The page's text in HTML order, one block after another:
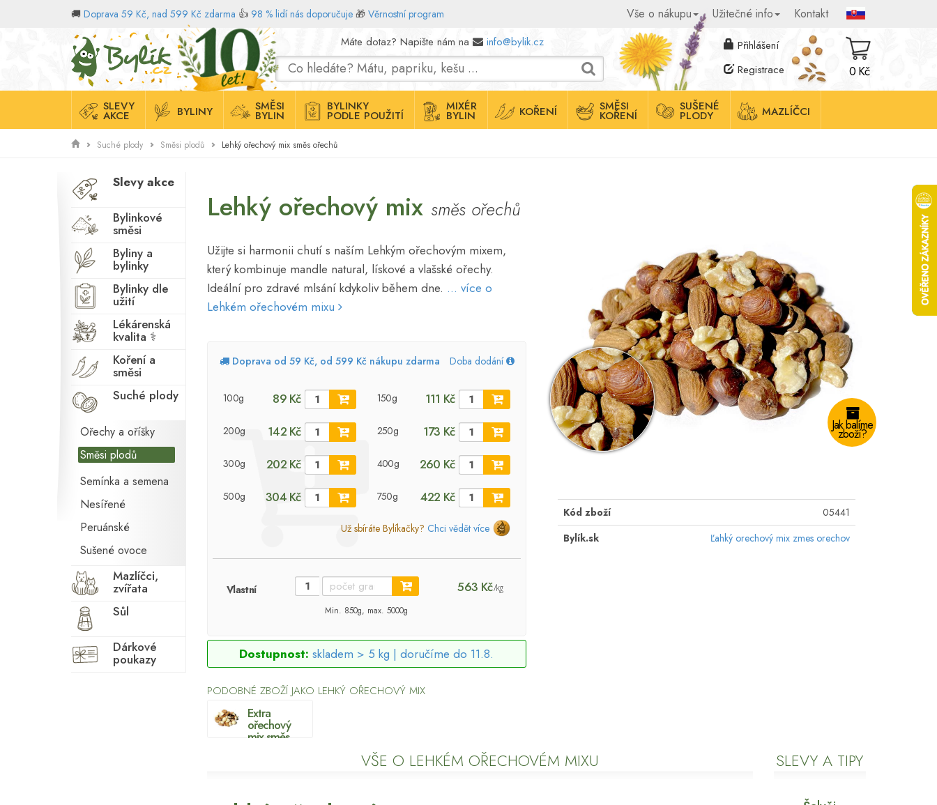
🚚 Doprava 59 Kč, nad 599 Kč zdarma 👍 98 % lidí nás doporučuje 🎁 Věrnostní program Vše o nákupu Užitečné info Kontakt
Domů Máte dotaz? Napište nám na info@bylik.cz
Přihlášení
Registrace
0 Kč
SLEVY
AKCE BYLINY SMĚSI
BYLIN
BYLINKY
PODLE POUŽITÍ
MIXÉR
BYLIN KOŘENÍ SMĚSI
KOŘENÍ
SUŠENÉ
PLODY MAZLÍČCI
Suché plody Směsi plodů Lehký ořechový mix směs ořechů
Slevy akce
Bylinkové
směsi
Byliny a
bylinky
Bylinky dle
užití
Lékárenská
kvalita ⚕
Koření a
směsi
Suché plody
Ořechy a oříšky
Směsi plodů
Semínka a semena
Nesířené
Peruánské
Sušené ovoce
Mazlíčci,
zvířata
Sůl
Dárkové
poukazy
Lehký ořechový mix směs ořechů
Užijte si harmonii chutí s naším Lehkým ořechovým mixem,
který kombinuje mandle natural, lískové a vlašské ořechy.
Ideální pro zdravé mlsání kdykoliv během dne. ... více o
Lehkém ořechovém mixu
Doprava od 59 Kč, od 599 Kč nákupu zdarma Doba dodání
100g 89 Kč 150g 111 Kč
200g 142 Kč 250g 173 Kč
300g 202 Kč 400g 260 Kč
500g 304 Kč 750g 422 Kč
Už sbíráte Bylíkačky? Chci vědět více
Vlastní 563 Kč/kg
Min. 850g, max. 5000g
Dostupnost: skladem > 5 kg |doručíme do 11.8.
PODOBNÉ ZBOŽÍ JAKO LEHKÝ OŘECHOVÝ MIX
Extra
ořechový
mix směs
Jak balíme
zboží?
Kód zboží
05441
Bylík.sk
Ľahký orechový mix zmes orechov
VŠE O LEHKÉM OŘECHOVÉM MIXU SLEVY A TIPY